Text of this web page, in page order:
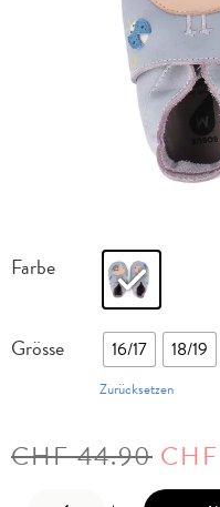
Farbe
Grösse 16/17 18/19
Zurücksetzen
CHF44.90 CHF